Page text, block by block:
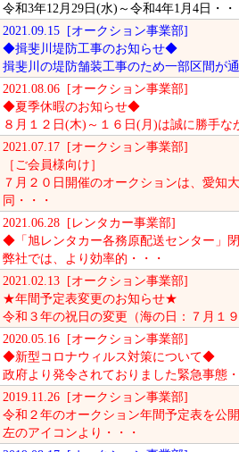
令和3年12月29日(水)～令和4年1月4日・・
2021.09.15 [オークション事業部]
◆揖斐川堤防工事のお知らせ◆
揖斐川の堤防舗装工事のため一部区間が
2021.08.06 [オークション事業部]
◆夏季休暇のお知らせ◆
８月１２日(木)～１６日(月)は誠に勝手な
2021.07.17 [オークション事業部]
［ご会員様向け］
７月２０日開催のオークションは、愛知
同・・・
2021.06.28 [レンタカー事業部]
◆「旭レンタカー各務原配送センター」
弊社では、より効率的・・・
2021.02.13 [オークション事業部]
★年間予定表変更のお知らせ★
令和３年の祝日の変更（海の日：７月１
2020.05.16 [オークション事業部]
◆新型コロナウィルス対策について◆
政府より発令されておりました緊急事態・
2019.11.26 [オークション事業部]
令和２年のオークション年間予定表を公開
左のアイコンより・・・